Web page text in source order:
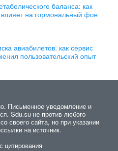
баланса: как
на гормональный фон
авиабилетов: как сервис
пользовательский опыт
Письменное уведомление и
Sdu.su не против любого
своего сайта, но при указании
на источник.